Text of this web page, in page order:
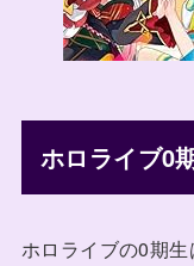
ホロライブ0
ホロライブの0期